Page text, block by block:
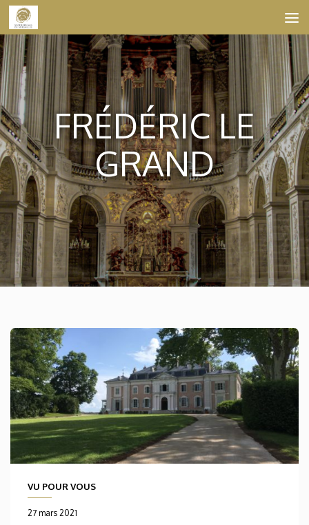
Skip to content
FRÉDÉRIC LE
GRAND
VU POUR VOUS
27 mars 2021